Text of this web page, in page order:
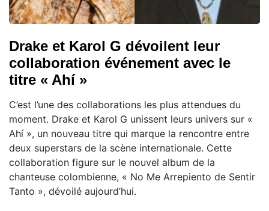
Drake et Karol G dévoilent leur
collaboration événement avec le
titre « Ahí »
C’est l’une des collaborations les plus attendues du
moment. Drake et Karol G unissent leurs univers sur «
Ahí », un nouveau titre qui marque la rencontre entre
deux superstars de la scène internationale. Cette
collaboration figure sur le nouvel album de la
chanteuse colombienne, « No Me Arrepiento de Sentir
Tanto », dévoilé aujourd’hui.